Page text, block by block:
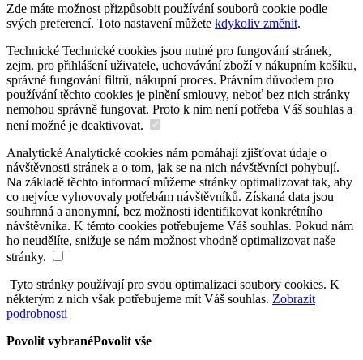
Zde máte možnost přizpůsobit používání souborů cookie podle
svých preferencí. Toto nastavení můžete kdykoliv změnit.
Technické Technické cookies jsou nutné pro fungování stránek,
zejm. pro přihlášení uživatele, uchovávání zboží v nákupním košíku,
správné fungování filtrů, nákupní proces. Právním důvodem pro
používání těchto cookies je plnění smlouvy, neboť bez nich stránky
nemohou správně fungovat. Proto k nim není potřeba Váš souhlas a
není možné je deaktivovat.
Analytické Analytické cookies nám pomáhají zjišťovat údaje o
návštěvnosti stránek a o tom, jak se na nich návštěvníci pohybují.
Na základě těchto informací můžeme stránky optimalizovat tak, aby
co nejvíce vyhovovaly potřebám návštěvníků. Získaná data jsou
souhrnná a anonymní, bez možnosti identifikovat konkrétního
návštěvníka. K těmto cookies potřebujeme Váš souhlas. Pokud nám
ho neudělíte, snižuje se nám možnost vhodně optimalizovat naše
stránky.
Tyto stránky používají pro svou optimalizaci soubory cookies. K
některým z nich však potřebujeme mít Váš souhlas. Zobrazit
podrobnosti
Povolit vybranéPovolit vše